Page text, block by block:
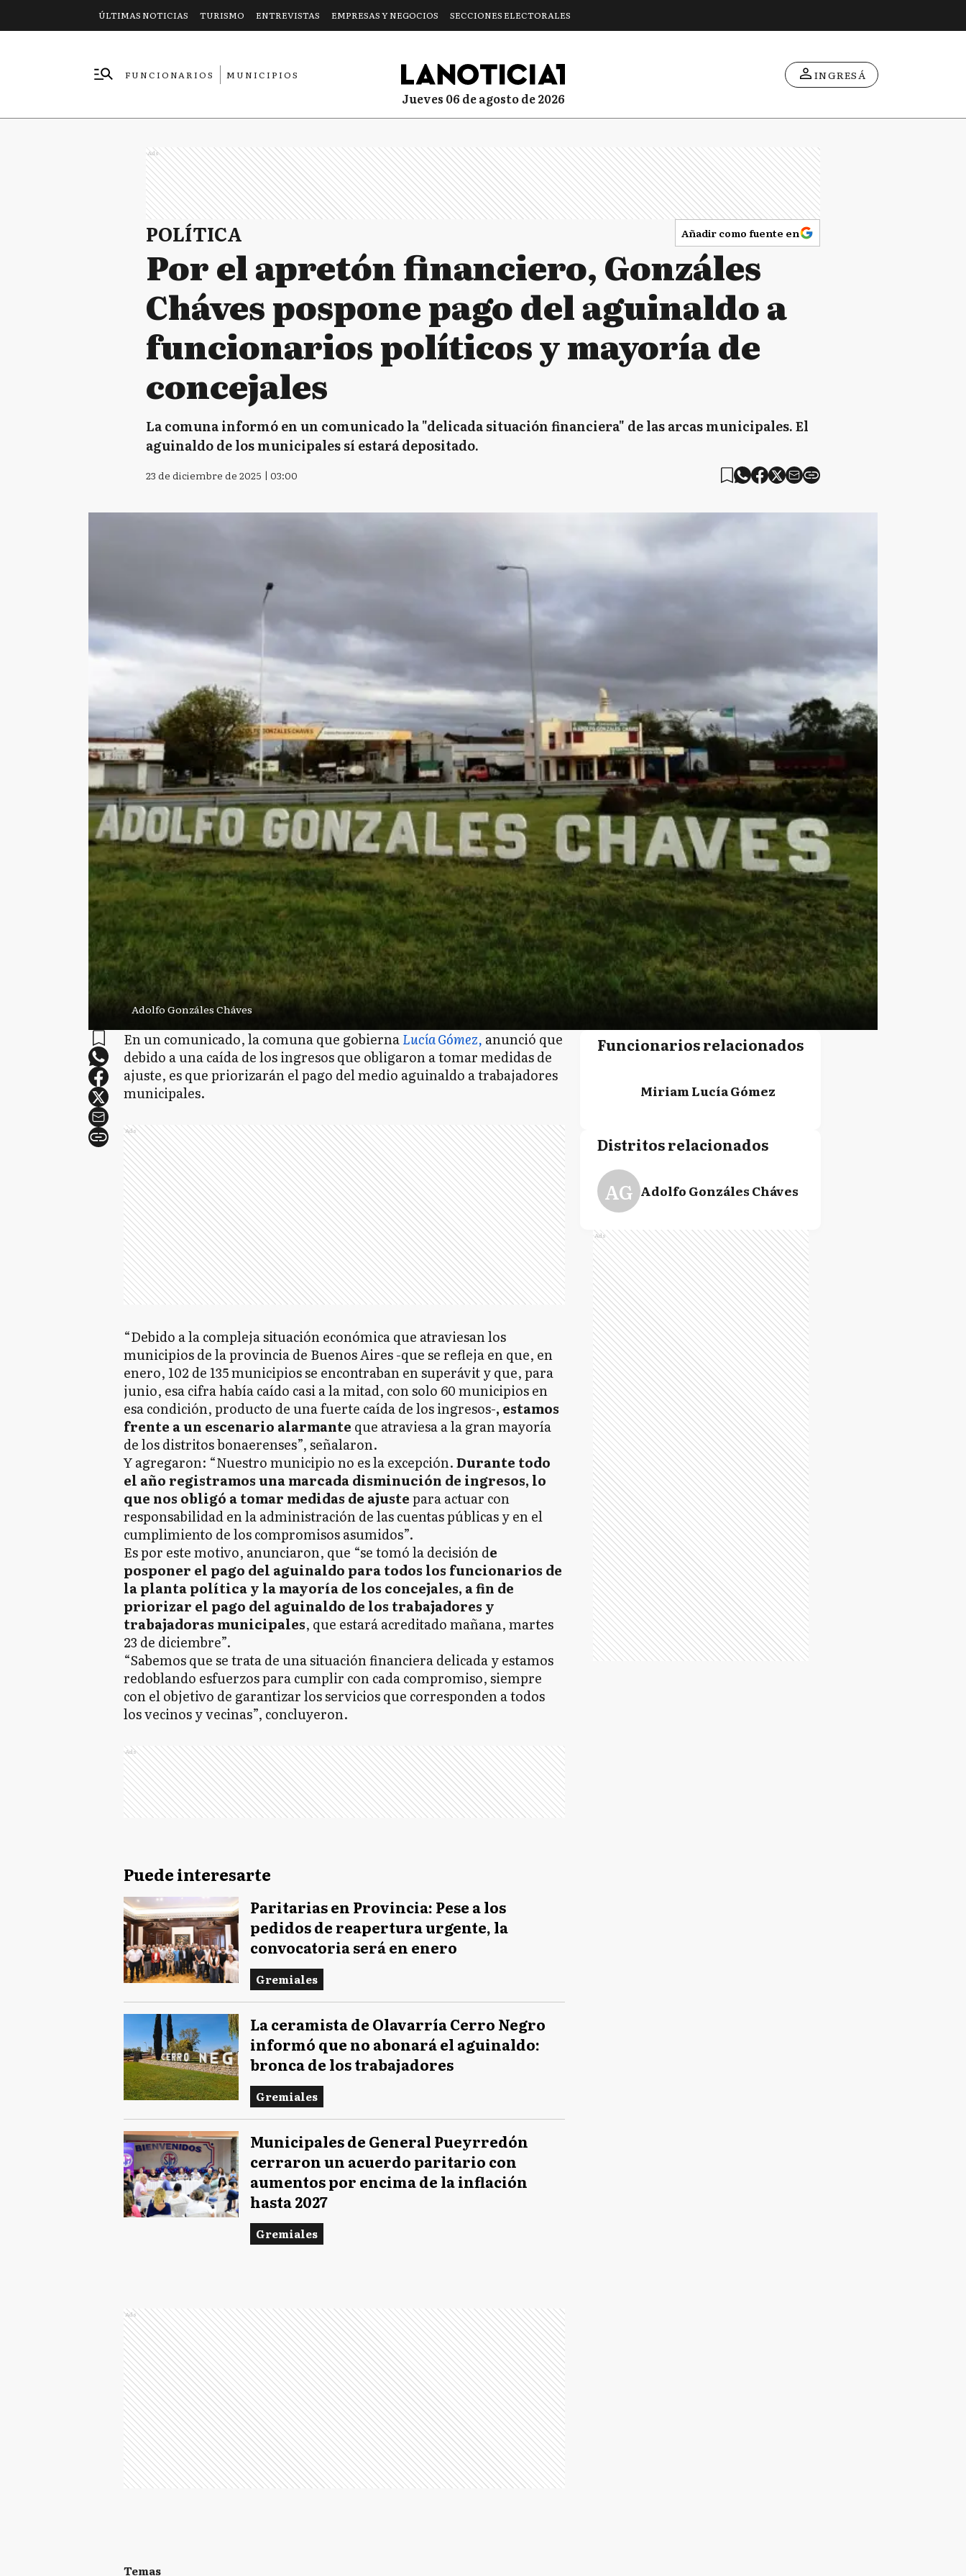
ÚLTIMAS NOTICIAS TURISMO ENTREVISTAS EMPRESAS Y NEGOCIOS SECCIONES ELECTORALES
FUNCIONARIOS
MUNICIPIOS
jueves 06 de agosto de 2026
INGRESÁ
Ads
POLÍTICA Añadir como fuente en
Por el apretón financiero, Gonzáles
Cháves pospone pago del aguinaldo a
funcionarios políticos y mayoría de
concejales
La comuna informó en un comunicado la "delicada situación financiera" de las arcas municipales. El
aguinaldo de los municipales sí estará depositado.
23 de diciembre de 2025 | 03:00
Adolfo Gonzáles Cháves
En un comunicado, la comuna que gobiernaLucía Gómez, anunció que
debido a una caída de los ingresos que obligaron a tomar medidas de
ajuste, es que priorizarán el pago del medio aguinaldo a trabajadores
municipales.
Ads
“Debido a la compleja situación económica que atraviesan los
municipios de la provincia de Buenos Aires -que se refleja en que, en
enero, 102 de 135 municipios se encontraban en superávit y que, para
junio, esa cifra había caído casi a la mitad, con solo 60 municipios en
esa condición, producto de una fuerte caída de los ingresos-, estamos
frente a un escenario alarmante que atraviesa a la gran mayoría
de los distritos bonaerenses”, señalaron.
Y agregaron: “Nuestro municipio no es la excepción.Durante todo
el año registramos una marcada disminución de ingresos, lo
que nos obligó a tomar medidas de ajustepara actuar con
responsabilidad en la administración de las cuentas públicas y en el
cumplimiento de los compromisos asumidos”.
Es por este motivo, anunciaron, que “se tomó la decisión de
posponer el pago del aguinaldo para todos los funcionarios de
la planta política y la mayoría de los concejales, a fin de
priorizar el pago del aguinaldo de los trabajadores y
trabajadoras municipales, que estará acreditado mañana, martes
23 de diciembre”.
“Sabemos que se trata de una situación financiera delicada y estamos
redoblando esfuerzos para cumplir con cada compromiso, siempre
con el objetivo de garantizar los servicios que corresponden a todos
los vecinos y vecinas”, concluyeron.
Ads
Puede interesarte
Paritarias en Provincia: Pese a los
pedidos de reapertura urgente, la
convocatoria será en enero
Gremiales
La ceramista de Olavarría Cerro Negro
informó que no abonará el aguinaldo:
bronca de los trabajadores
Gremiales
Municipales de General Pueyrredón
cerraron un acuerdo paritario con
aumentos por encima de la inflación
hasta 2027
Gremiales
Ads
Temas
Funcionarios relacionados
Miriam Lucía Gómez
Distritos relacionados
AG Adolfo Gonzáles Cháves
Ads